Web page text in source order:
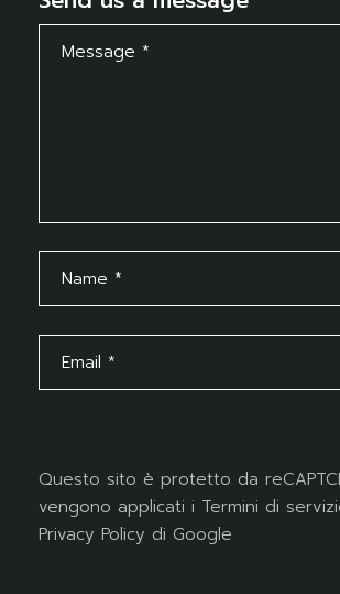
Questo sito è protetto da
vengono applicati i Termini di
Privacy Policy di Google